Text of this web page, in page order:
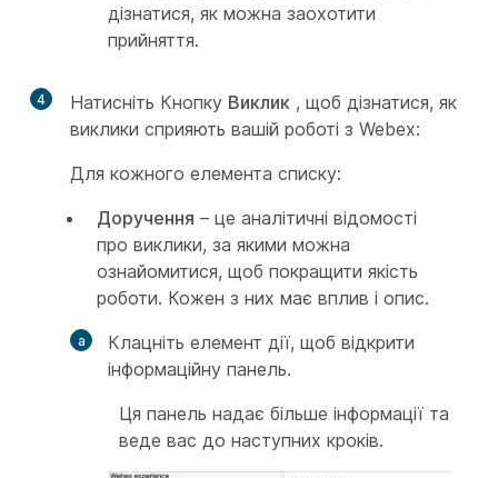
дізнатися, як можна заохотити
прийняття.
4 Натисніть Кнопку Виклик , щоб дізнатися, як
виклики сприяють вашій роботі з Webex:
Для кожного елемента списку:
Доручення – це аналітичні відомості
про виклики, за якими можна
ознайомитися, щоб покращити якість
роботи. Кожен з них має вплив і опис.
Клацніть елемент дії, щоб відкрити
інформаційну панель.
Ця панель надає більше інформації та
веде вас до наступних кроків.